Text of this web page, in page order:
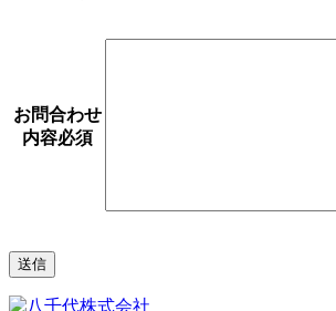
お問合わせ
内容必須